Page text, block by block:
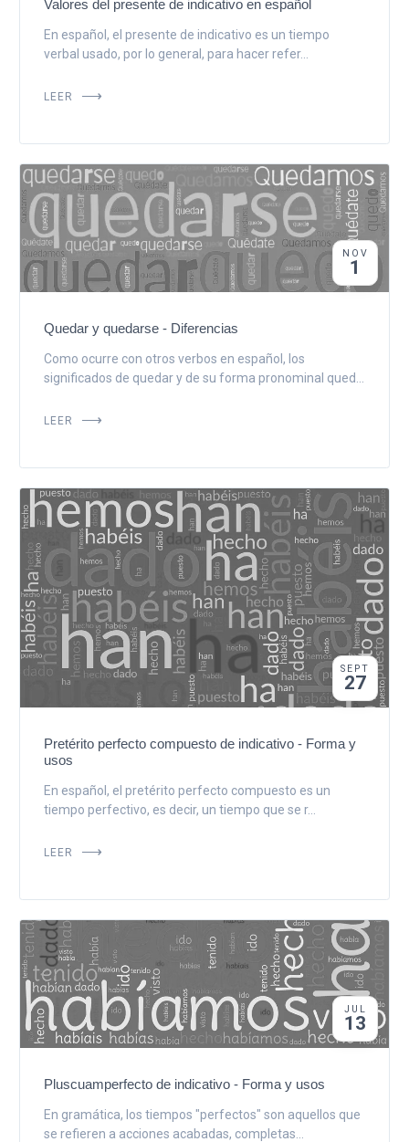
Valores del presente de indicativo en español
En español, el presente de indicativo es un tiempo
verbal usado, por lo general, para hacer refer...
LEER
NOV
1
Quedar y quedarse - Diferencias
Como ocurre con otros verbos en español, los
significados de quedar y de su forma pronominal qued...
LEER
SEPT
27
Pretérito perfecto compuesto de indicativo - Forma y
usos
En español, el pretérito perfecto compuesto es un
tiempo perfectivo, es decir, un tiempo que se r...
LEER
JUL
13
Pluscuamperfecto de indicativo - Forma y usos
En gramática, los tiempos "perfectos" son aquellos que
se refieren a acciones acabadas, completas...